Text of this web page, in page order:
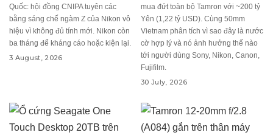
Quốc: hội đồng CNIPA tuyên các
bằng sáng chế ngàm Z của Nikon vô
hiệu vì không đủ tính mới. Nikon còn
ba tháng để kháng cáo hoặc kiện lại.
3 August, 2026
mua đứt toàn bộ Tamron với ~200 tỷ
Yên (1,22 tỷ USD). Cùng 50mm
Vietnam phân tích vì sao đây là nước
cờ hợp lý và nó ảnh hưởng thế nào
tới người dùng Sony, Nikon, Canon,
Fujifilm.
30 July, 2026